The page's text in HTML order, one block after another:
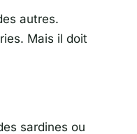
autres.
Mais il doit
sardines ou